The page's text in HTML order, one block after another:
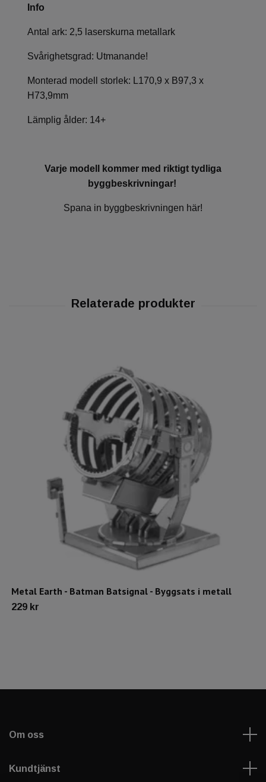
Info
Antal ark: 2,5 laserskurna metallark
Svårighetsgrad: Utmanande!
Monterad modell storlek: L170,9 x B97,3 x
H73,9mm
Lämplig ålder: 14+
Varje modell kommer med riktigt tydliga
byggbeskrivningar!
Spana in byggbeskrivningen här!
Metal Earth - Batman Batsignal - Byggsats i metall
229 kr
Om oss
Kundtjänst